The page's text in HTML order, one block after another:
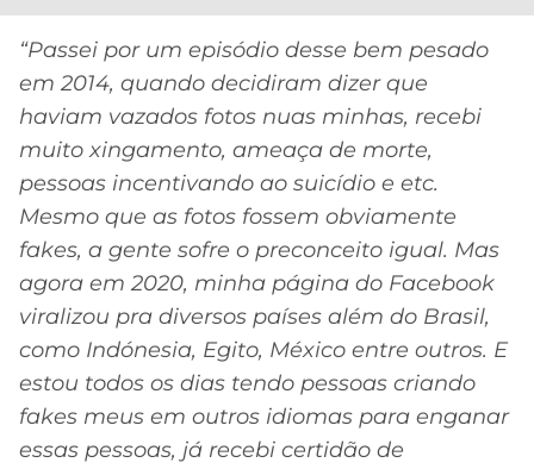
“Passei por um episódio desse bem pesado
em 2014, quando decidiram dizer que
haviam vazados fotos nuas minhas, recebi
muito xingamento, ameaça de morte,
pessoas incentivando ao suicídio e etc.
Mesmo que as fotos fossem obviamente
fakes, a gente sofre o preconceito igual. Mas
agora em 2020, minha página do Facebook
viralizou pra diversos países além do Brasil,
como Indónesia, Egito, México entre outros. E
estou todos os dias tendo pessoas criando
fakes meus em outros idiomas para enganar
essas pessoas, já recebi certidão de